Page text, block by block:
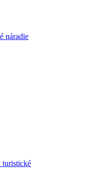
náradie
turistické